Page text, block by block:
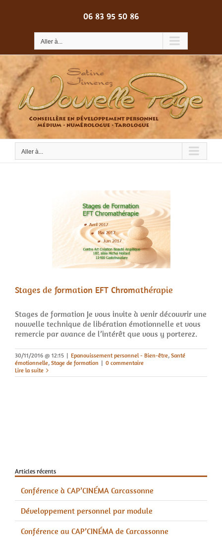
06 83 95 50 86
Aller à...
Aller à...
Stages de formation EFT Chromathérapie
Stages de formation Je vous invite à venir découvrir une
nouvelle technique de libération émotionnelle et vous
remercie par avance de l’intérêt que vous y porterez.
30/11/2016 @ 12:15 | Epanouissement personnel - Bien-être, Santé
émotionnelle, Stage de formation | 0 commentaire
Lire la suite
Articles récents
Conférence à CAP’CINÉMA Carcassonne
Développement personnel par module
Conférence au CAP’CINÉMA de Carcassonne